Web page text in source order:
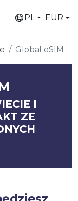
PL EUR
Global eSIM
I
ZE